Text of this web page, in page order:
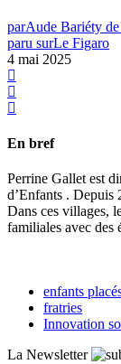
parAude Bariéty
paru surLe Figaro
4 mai 2025
En bref
Perrine Gallet est
d’Enfants . Depuis
Dans ces villages,
familiales avec des
enfants
fratries
Innovation
La Newsletter